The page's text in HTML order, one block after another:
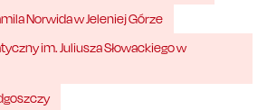
Norwida w Jeleniej Górze
im. Juliusza Słowackiego w